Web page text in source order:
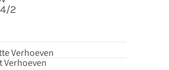
2
Verhoeven
Verhoeven